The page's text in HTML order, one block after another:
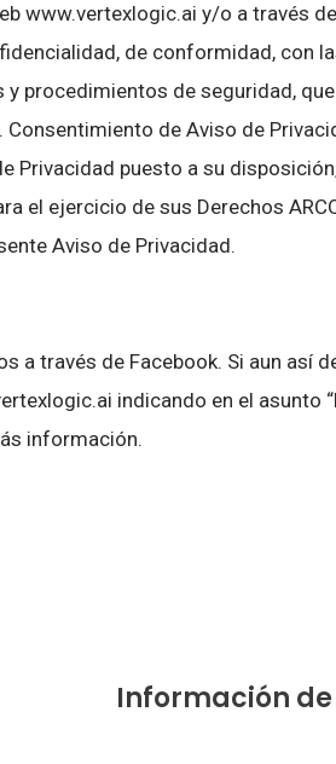
www.vertexlogic.ai y/o a través
de conformidad, con
procedimientos de seguridad,
de Aviso de
puesto a su
el ejercicio de sus Derechos
Aviso de Privacidad.
a través de Facebook. Si aun así
indicando en el asunto
información.
Información